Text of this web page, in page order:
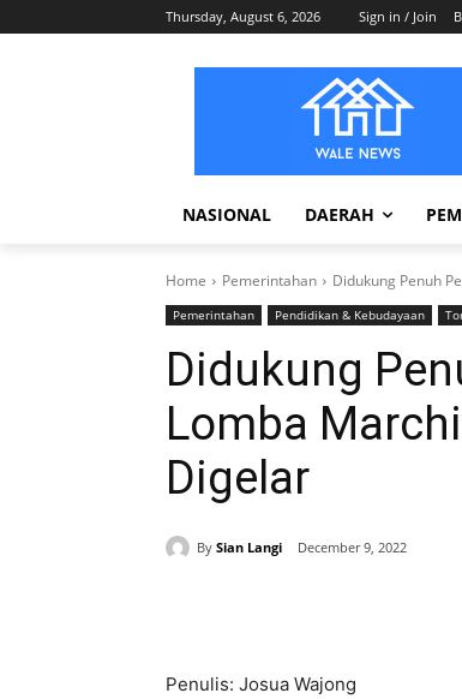
Thursday, August 6, 2026 Sign in / Join
NASIONAL DAERAH
Home Pemerintahan Didukung Penuh
Pemerintahan Pendidikan & Kebudayaan
Didukung
Lomba
Digelar
By Sian Langi December 9, 2022
Penulis: Josua Wajong